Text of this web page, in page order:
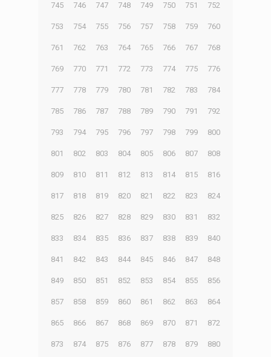
745 746 747 748 749 750 751 752
753 754 755 756 757 758 759 760
761 762 763 764 765 766 767 768
769 770 771 772 773 774 775 776
777 778 779 780 781 782 783 784
785 786 787 788 789 790 791 792
793 794 795 796 797 798 799 800
801 802 803 804 805 806 807 808
809 810 811 812 813 814 815 816
817 818 819 820 821 822 823 824
825 826 827 828 829 830 831 832
833 834 835 836 837 838 839 840
841 842 843 844 845 846 847 848
849 850 851 852 853 854 855 856
857 858 859 860 861 862 863 864
865 866 867 868 869 870 871 872
873 874 875 876 877 878 879 880